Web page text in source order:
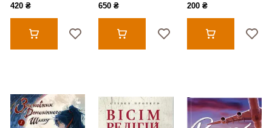
420 ₴ 650 ₴ 200 ₴